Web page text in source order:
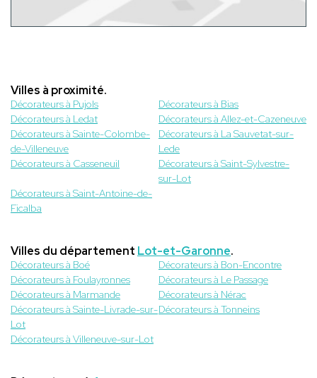
Villes à proximité.
Décorateurs à Pujols
Décorateurs à Bias
Décorateurs à Ledat
Décorateurs à Allez-et-Cazeneuve
Décorateurs à Sainte-Colombe-
de-Villeneuve
Décorateurs à La Sauvetat-sur-
Lede
Décorateurs à Casseneuil
Décorateurs à Saint-Sylvestre-
sur-Lot
Décorateurs à Saint-Antoine-de-
Ficalba
Villes du département Lot-et-Garonne.
Décorateurs à Boé
Décorateurs à Bon-Encontre
Décorateurs à Foulayronnes
Décorateurs à Le Passage
Décorateurs à Marmande
Décorateurs à Nérac
Décorateurs à Sainte-Livrade-sur-
Lot
Décorateurs à Tonneins
Décorateurs à Villeneuve-sur-Lot